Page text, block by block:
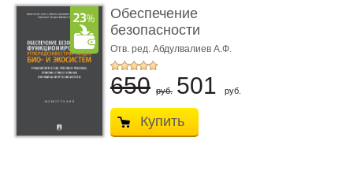
Обеспечение
безопасности
функционирования уг
...
Отв. ред. Абдулвалиев А.Ф.
650 руб. 501 руб.
Купить